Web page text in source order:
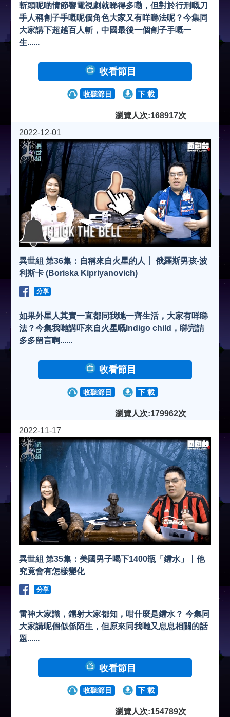
斬頭呢啲情節響電視劇就睇得多嘞，但對於行刑嘅刀
手人稱劊子手嘅呢個角色大家又有咩睇法呢？今集同
大家講下超越百人斬，中國最後一個劊子手嘅一
生......
收看節目
收聽節目 下 載
瀏覽人次:168917次
2022-12-01
異世組 第36集：自稱來自火星的人丨 俄羅斯男孩-波
利斯卡 (Boriska Kipriyanovich)
分享
如果外星人其實一直都同我哋一齊生活，大家有咩睇
法？今集我哋講吓來自火星嘅Indigo child，睇完請
多多留言啊......
收看節目
收聽節目 下 載
瀏覽人次:179962次
2022-11-17
異世組 第35集：美國男子喝下1400瓶「鐳水」丨他
究竟會有怎樣變化
分享
雷神大家識，鐳射大家都知，咁什麼是鐳水？ 今集同
大家講呢個似係陌生，但原來同我哋又息息相關的話
題......
收看節目
收聽節目 下 載
瀏覽人次:154789次